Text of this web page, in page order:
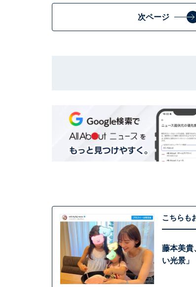
次ページ
こちらも
藤本美貴
い光景」